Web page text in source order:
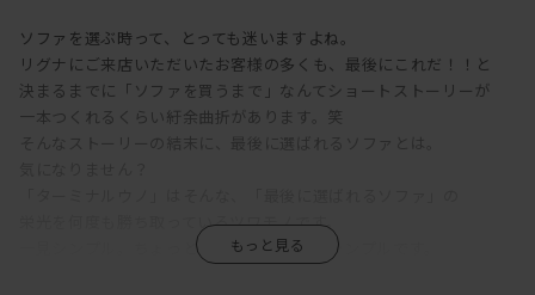
ソファを選ぶ時って、とっても迷いますよね。
リグナにご来店いただいたお客様の多くも、最後にこれだ！！と
決まるまでに「ソファを買うまで」なんてショートストーリーが
一本つくれるくらい紆余曲折があります。笑
栄光を何度も勝ち取っているツワモノです。
一見シンプル。ちょっとつまんないくらいシンプルです。